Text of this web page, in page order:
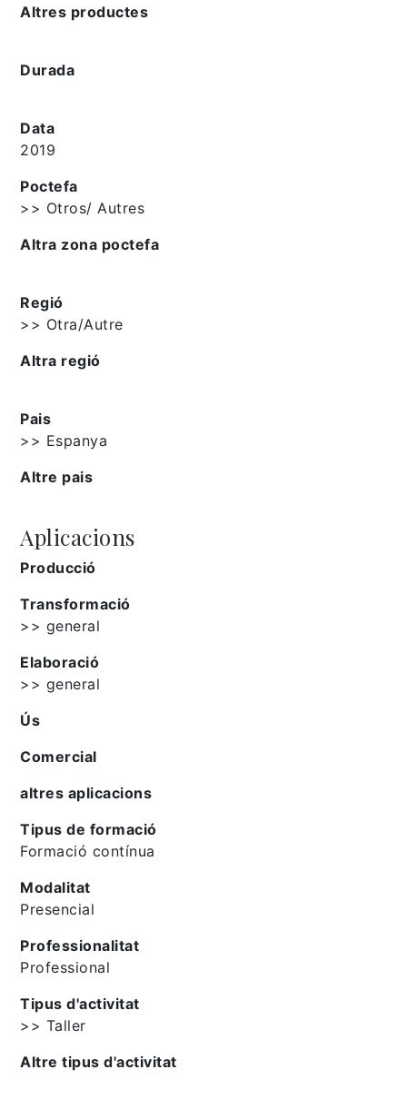
Altres productes
Durada
Data
2019
Poctefa
>> Otros/ Autres
Altra zona poctefa
Regió
>> Otra/Autre
Altra regió
Pais
>> Espanya
Altre pais
Aplicacions
Producció
Transformació
>> general
Elaboració
>> general
Ús
Comercial
altres aplicacions
Tipus de formació
Formació contínua
Modalitat
Presencial
Professionalitat
Professional
Tipus d'activitat
>> Taller
Altre tipus d'activitat